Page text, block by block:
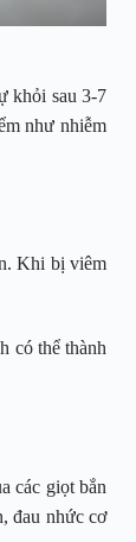
khỏi sau 3-7
như nhiễm
Khi bị viêm
có thể thành
các giọt bắn
đau nhức cơ